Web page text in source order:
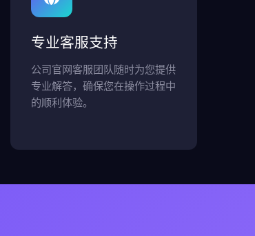
专业客服支持
公司官网客服团队随时为您提供
专业解答，确保您在操作过程中
的顺利体验。